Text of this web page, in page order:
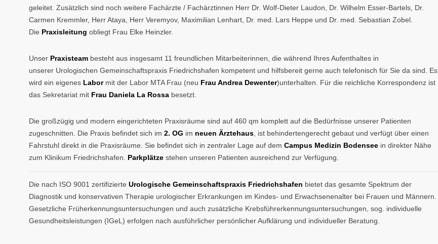
geleitet. Zusätzlich sind noch weitere Fachärzte / Fachärztinnen Herr Dr. Wolf-Dieter Laudon, Dr. Wilhelm Esser-Bartels, Dr.
Carmen Kremmler, Herr Ataya, Herr Veremyov, Maximilian Lenhart, Dr. med. Lars Heppe und Dr. med. Sebastian Zobel.
Die Praxisleitung obliegt Frau Elke Heinzler.
Unser Praxisteam besteht aus insgesamt 11 freundlichen Mitarbeiterinnen, die während Ihres Aufenthaltes in
unserer Urologischen Gemeinschaftspraxis Friedrichshafen kompetent und hilfsbereit gerne auch telefonisch für Sie da sind. Es
wird ein eigenes Labormit der Labor MTA Frau (neu Frau Andrea Dewenter)unterhalten. Für die reichliche Korrespondenz ist
das Sekretariat mit Frau Daniela La Rossa besetzt.
Die großzügig und modern eingerichteten Praxisräume sind auf 460 qm komplett auf die Bedürfnisse unserer Patienten
zugeschnitten. Die Praxis befindet sich im 2. OG im neuen Ärztehaus , ist behindertengerecht gebaut und verfügt über einen
Fahrstuhl direkt in die Praxisräume. Sie befindet sich in zentraler Lage auf dem Campus Medizin Bodensee in direkter Nähe
zum Klinikum Friedrichshafen. Parkplätze stehen unseren Patienten ausreichend zur Verfügung.
Die nach ISO 9001 zertifizierte Urologische Gemeinschaftspraxis Friedrichshafen bietet das gesamte Spektrum der
Diagnostik und konservativen Therapie urologischer Erkrankungen im Kindes- und Erwachsenenalter bei Frauen und Männern.
Gesetzliche Früherkennungsuntersuchungen und auch zusätzliche Krebsführerkennungsuntersuchungen, sog. individuelle
Gesundheitsleistungen (IGeL) erfolgen nach ausführlicher persönlicher Aufklärung und individueller Beratung.